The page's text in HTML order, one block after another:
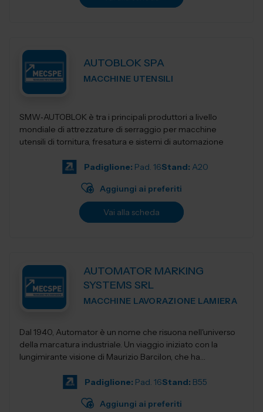
AUTOBLOK SPA
MACCHINE UTENSILI
SMW‑AUTOBLOK è tra i principali produttori a livello
mondiale di attrezzature di serraggio per macchine
utensili di tornitura, fresatura e sistemi di automazione
Padiglione: Pad. 16Stand: A20
Aggiungi ai preferiti
Vai alla scheda
AUTOMATOR MARKING
SYSTEMS SRL
MACCHINE LAVORAZIONE LAMIERA
Dal 1940, Automator è un nome che risuona nell'universo
della marcatura industriale. Un viaggio iniziato con la
lungimirante visione di Maurizio Barcilon, che ha
Padiglione: Pad. 16Stand: B55
Aggiungi ai preferiti